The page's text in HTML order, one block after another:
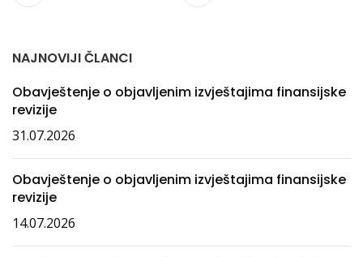
NAJNOVIJI ČLANCI
Obavještenje o objavljenim izvještajima finansijske
revizije
31.07.2026
Obavještenje o objavljenim izvještajima finansijske
revizije
14.07.2026